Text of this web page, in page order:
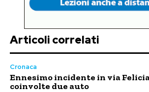
Articoli correlati
Cronaca
Ennesimo incidente in via
coinvolte due auto